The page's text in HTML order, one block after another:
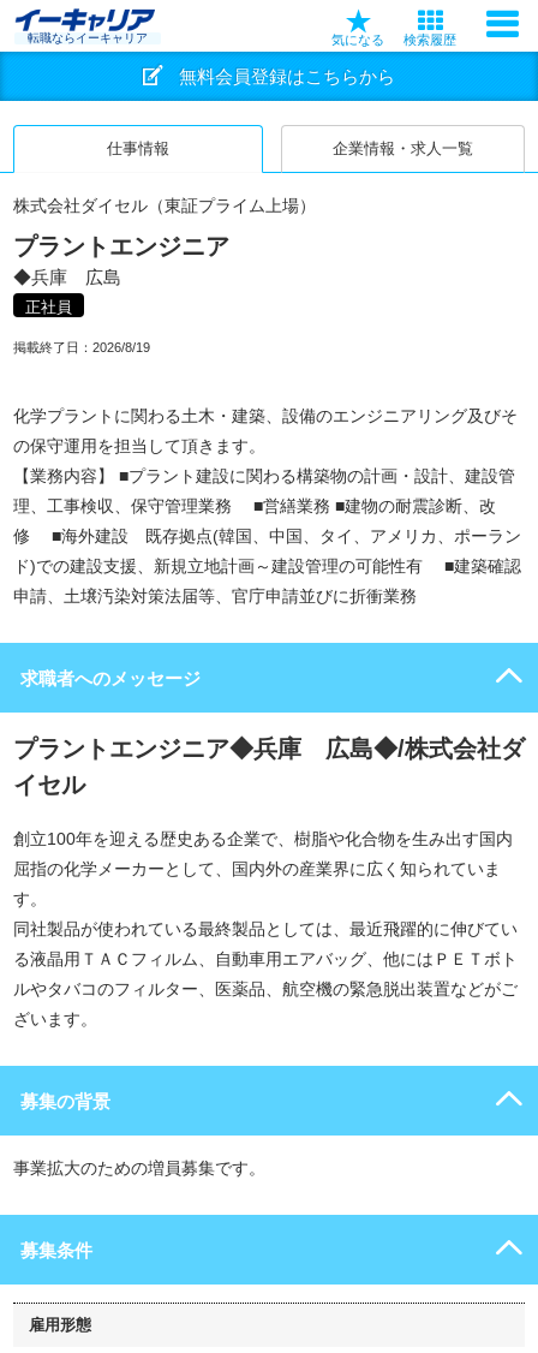
転職ならイーキャリア 気になる 検索履歴
無料会員登録はこちらから
仕事情報 企業情報・求人一覧
株式会社ダイセル（東証プライム上場）
プラントエンジニア
◆兵庫 広島
正社員
掲載終了日： 2026/8/19
化学プラントに関わる土木・建築、設備のエンジニアリング及びそ
の保守運用を担当して頂きます。
【業務内容】 ■プラント建設に関わる構築物の計画・設計、建設管
理、工事検収、保守管理業務 ■営繕業務 ■建物の耐震診断、改
修 ■海外建設 既存拠点(韓国、中国、タイ、アメリカ、ポーラン
ド)での建設支援、新規立地計画～建設管理の可能性有 ■建築確認
申請、土壌汚染対策法届等、官庁申請並びに折衝業務
求職者へのメッセージ
プラントエンジニア◆兵庫 広島◆/株式会社ダ
イセル
創立100年を迎える歴史ある企業で、樹脂や化合物を生み出す国内
屈指の化学メーカーとして、国内外の産業界に広く知られていま
す。
同社製品が使われている最終製品としては、最近飛躍的に伸びてい
る液晶用ＴＡＣフィルム、自動車用エアバッグ、他にはＰＥＴボト
ルやタバコのフィルター、医薬品、航空機の緊急脱出装置などがご
ざいます。
募集の背景
事業拡大のための増員募集です。
募集条件
雇用形態